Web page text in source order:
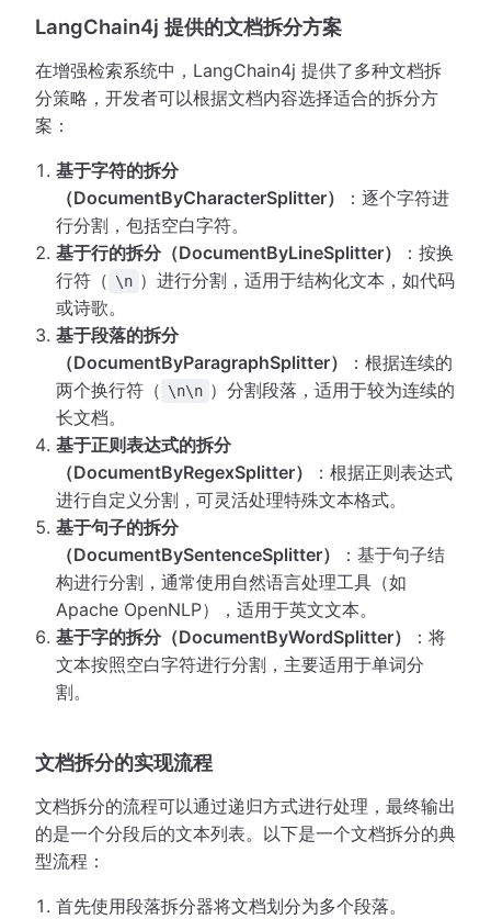
LangChain4j 提供的文档拆分方案
在增强检索系统中，LangChain4j 提供了多种文档拆
分策略，开发者可以根据文档内容选择适合的拆分方
案：
基于字符的拆分
（DocumentByCharacterSplitter）
：逐个字符进
行分割，包括空白字符。
基于行的拆分（DocumentByLineSplitter）
：按换
行符（ \n ）进行分割，适用于结构化文本，如代码
或诗歌。
基于段落的拆分
（DocumentByParagraphSplitter）
：根据连续的
两个换行符（ \n\n ）分割段落，适用于较为连续的
长文档。
基于正则表达式的拆分
（DocumentByRegexSplitter）
：根据正则表达式
进行自定义分割，可灵活处理特殊文本格式。
基于句子的拆分
（DocumentBySentenceSplitter）
：基于句子结
构进行分割，通常使用自然语言处理工具（如
Apache OpenNLP），适用于英文文本。
基于字的拆分（DocumentByWordSplitter）
：将
文本按照空白字符进行分割，主要适用于单词分
割。
文档拆分的实现流程
文档拆分的流程可以通过递归方式进行处理，最终输出
的是一个分段后的文本列表。以下是一个文档拆分的典
型流程：
首先使用段落拆分器将文档划分为多个段落。